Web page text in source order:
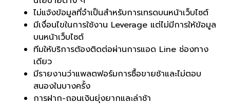
ไม่แจ้งข้อมูลที่จำเป็นสำหรับการเทรดบนหน้าเว็บไซต์
มีเงื่อนไขในการใช้งาน Leverage แต่ไม่มีการให้ข้อมูล
บนหน้าเว็บไซต์
ทีมให้บริการต้องติดต่อผ่านการแอด Line ช่องทาง
เดียว
มีรายงานว่าแพลตฟอร์มการซื้อขายช้าและไม่ตอบ
สนองในบางครั้ง
การฝาก-ถอนเงินยุ่งยากและล่าช้า